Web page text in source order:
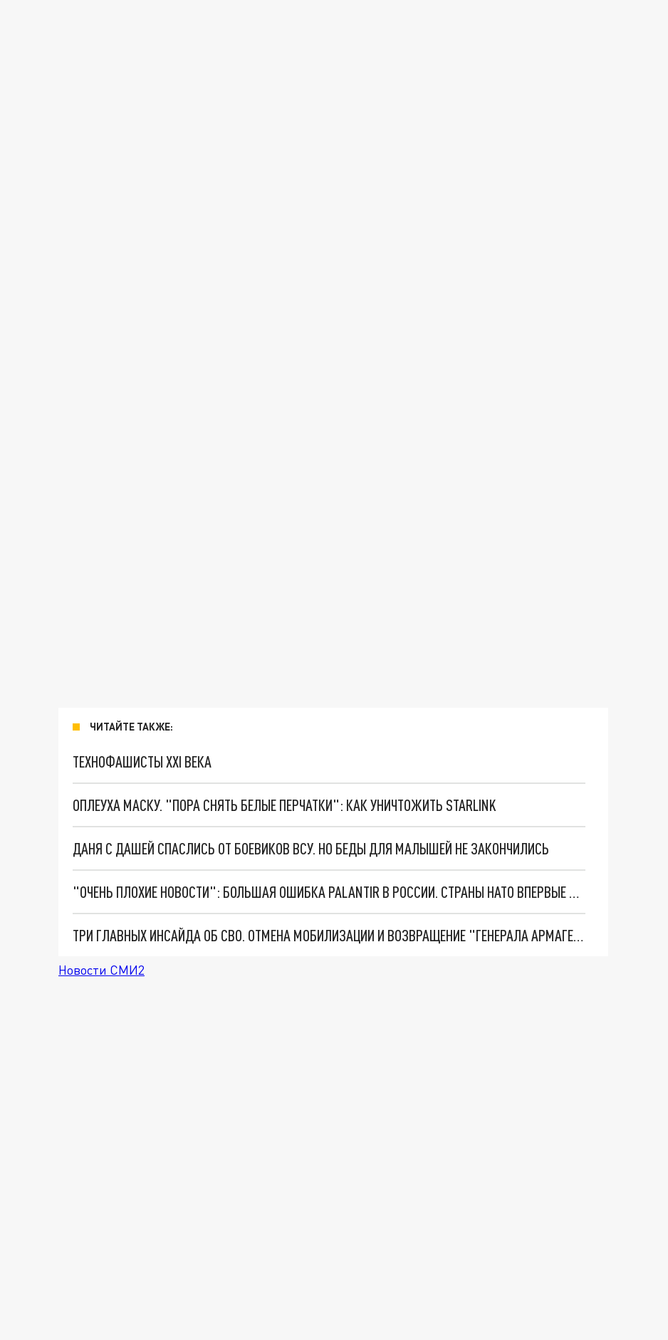
ЧИТАЙТЕ ТАКЖЕ:
ТЕХНОФАШИСТЫ XXI ВЕКА
ОПЛЕУХА МАСКУ. "ПОРА СНЯТЬ БЕЛЫЕ ПЕРЧАТКИ": КАК УНИЧТОЖИТЬ STARLINK
ДАНЯ С ДАШЕЙ СПАСЛИСЬ ОТ БОЕВИКОВ ВСУ. НО БЕДЫ ДЛЯ МАЛЫШЕЙ НЕ ЗАКОНЧИЛИСЬ
"ОЧЕНЬ ПЛОХИЕ НОВОСТИ": БОЛЬШАЯ ОШИБКА PALANTIR В РОССИИ. СТРАНЫ НАТО ВПЕРВЫЕ ЗА СВО ОСТАНОВИЛИ ПОСТАВКИ ОРУЖИЯ. ВСУ ТЕРЯЮТ ПРИГРАНИЧЬЕ?
ТРИ ГЛАВНЫХ ИНСАЙДА ОБ СВО. ОТМЕНА МОБИЛИЗАЦИИ И ВОЗВРАЩЕНИЕ "ГЕНЕРАЛА АРМАГЕДДОНА"? ОТЛИЧНЫЕ НОВОСТИ, КОТОРЫЕ ЖДАЛИ ВСЕ
Новости СМИ2